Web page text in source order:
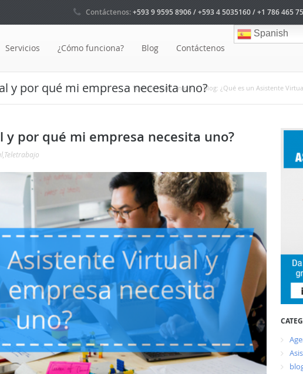
Contáctenos:+593 9 9595 8906 / +593 4 5035160 / +1 786 465
Servicios ¿Cómo funciona? Blog Contáctenos
Spanish
You are here: Inicio Blog: ¿Qué es un Asistente
y por qué mi empresa necesita uno?
y por qué mi empresa necesita uno?
Teletrabajo